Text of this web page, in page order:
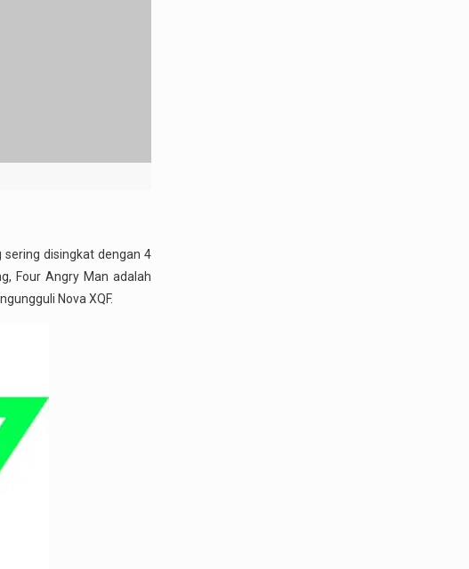
disingkat dengan 4
Four Angry Man adalah
Nova XQF.